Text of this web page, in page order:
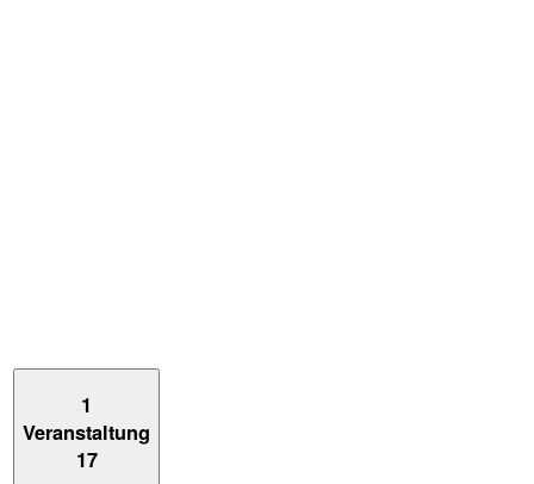
1
Veranstaltung
17